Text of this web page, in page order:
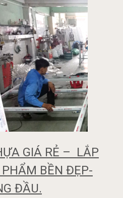
GIÁ RẺ – LẮP
BỀN ĐẸP-
ĐẦU.